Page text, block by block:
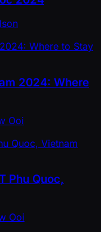
2024: Where
Ooi
Phu Quoc,
Ooi